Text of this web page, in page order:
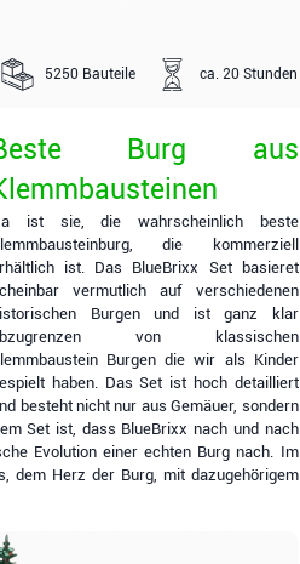
5250 Bauteile ca. 20 Stunden
Burg aus
ist sie, die wahrscheinlich beste
die kommerziell
ist. Das BlueBrixx Set basieret
vermutlich auf verschiedenen
Burgen und ist ganz klar
von klassischen
Burgen die wir als Kinder
haben. Das Set ist hoch detailliert
besteht nicht nur aus Gemäuer, sondern
Set ist, dass BlueBrixx nach und nach
Evolution einer echten Burg nach. Im
dem Herz der Burg, mit dazugehörigem